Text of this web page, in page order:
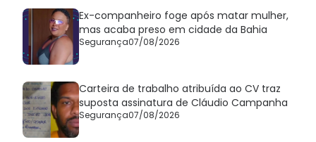
Ex-companheiro foge após matar mulher,
mas acaba preso em cidade da Bahia
Segurança07/08/2026
Carteira de trabalho atribuída ao CV traz
suposta assinatura de Cláudio Campanha
Segurança07/08/2026